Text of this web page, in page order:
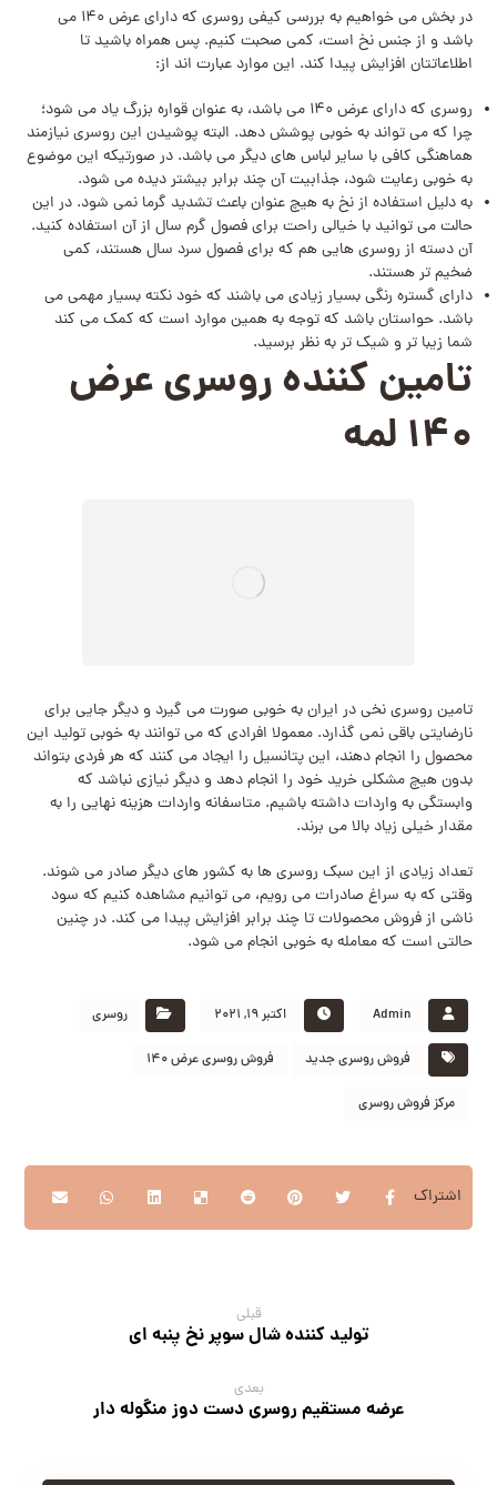
در بخش می خواهیم به بررسی کیفی روسری که دارای عرض 140 می
باشد و از جنس نخ است، کمی صحبت کنیم. پس همراه باشید تا
اطلاعاتتان افزایش پیدا کند. این موارد عبارت اند از:
روسری که دارای عرض 140 می باشد، به عنوان قواره بزرگ یاد می شود؛
چرا که می تواند به خوبی پوشش دهد. البته پوشیدن این روسری نیازمند
هماهنگی کافی با سایر لباس های دیگر می باشد. در صورتیکه این موضوع
به خوبی رعایت شود، جذابیت آن چند برابر بیشتر دیده می شود.
به دلیل استفاده از نخ به هیچ عنوان باعث تشدید گرما نمی شود. در این
حالت می توانید با خیالی راحت برای فصول گرم سال از آن استفاده کنید.
آن دسته از روسری هایی هم که برای فصول سرد سال هستند، کمی
ضخیم تر هستند.
دارای گستره رنگی بسیار زیادی می باشند که خود نکته بسیار مهمی می
باشد. حواستان باشد که توجه به همین موارد است که کمک می کند
شما زیبا تر و شیک تر به نظر برسید.
تامین کننده روسری عرض
140 لمه
تامین روسری نخی در ایران به خوبی صورت می گیرد و دیگر جایی برای
نارضایتی باقی نمی گذارد. معمولا افرادی که می توانند به خوبی تولید این
محصول را انجام دهند، این پتانسیل را ایجاد می کنند که هر فردی بتواند
بدون هیچ مشکلی خرید خود را انجام دهد و دیگر نیازی نباشد که
وابستگی به واردات داشته باشیم. متاسفانه واردات هزینه نهایی را به
مقدار خیلی زیاد بالا می برند.
تعداد زیادی از این سبک روسری ها به کشور های دیگر صادر می شوند.
وقتی که به سراغ صادرات می رویم، می توانیم مشاهده کنیم که سود
ناشی از فروش محصولات تا چند برابر افزایش پیدا می کند. در چنین
حالتی است که معامله به خوبی انجام می شود.
Admin اکتبر 19, 2021 روسری
فروش روسری جدید فروش روسری عرض 140
مرکز فروش روسری
قبلی
تولید کننده شال سوپر نخ پنبه ای
بعدی
عرضه مستقیم روسری دست دوز منگوله دار